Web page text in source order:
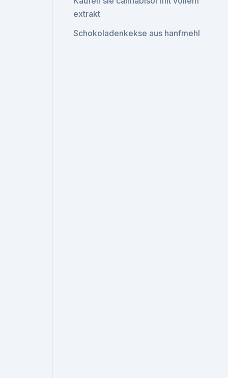
extrakt
Schokoladenkekse aus hanfmehl